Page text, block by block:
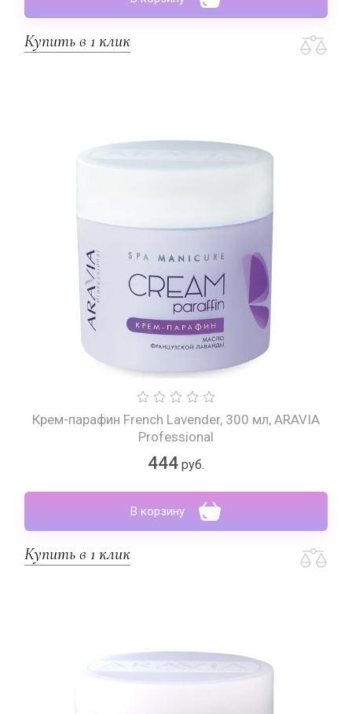
Купить в 1 клик
Крем-парафин French Lavender, 300 мл, ARAVIA
Professional
444 руб.
В корзину
Купить в 1 клик